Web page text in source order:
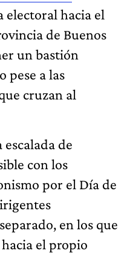
electoral hacia el
de Buenos
un bastión
pese a las
cruzan al
escalada de
con los
por el Día de
en los que
el propio